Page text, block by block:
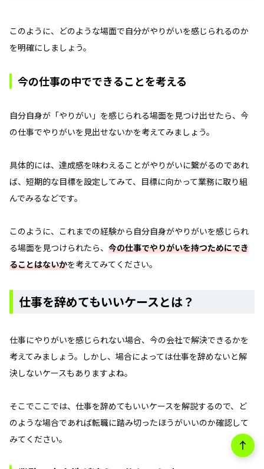
このように、どのような場面で自分がやりがいを感じられるのか
を明確にしましょう。
今の仕事の中でできることを考える
自分自身が「やりがい」を感じられる場面を見つけ出せたら、今
の仕事でやりがいを見出せないかを考えてみましょう。
具体的には、達成感を味わえることがやりがいに繋がるのであれ
ば、短期的な目標を設定してみて、目標に向かって業務に取り組
んでみるなどです。
このように、これまでの経験から自分自身がやりがいを感じられ
る場面を見つけられたら、 今の仕事でやりがいを持つためにでき
ることはないかを考えてみてください。
仕事を辞めてもいいケースとは？
仕事にやりがいを感じられない場合、今の会社で解決できるかを
考えてみましょう。しかし、場合によっては仕事を辞めないと解
決しないケースもありますよね。
そこでここでは、仕事を辞めてもいいケースを解説するので、ど
のような場合であれば転職に踏み切ったほうがいいのか確認して
みてください。